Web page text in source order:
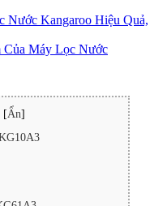
Nước Kangaroo Hiệu Quả,
Máy Lọc Nước
[Ẩn]